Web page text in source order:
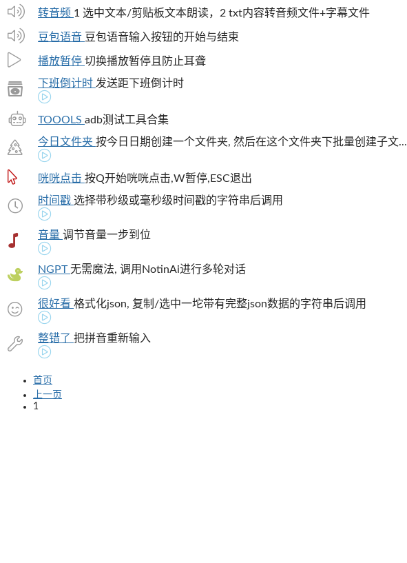
转音频 1 选中文本/剪贴板文本朗读，2 txt内容转音频文件+字幕文件
豆包语音 豆包语音输入按钮的开始与结束
播放暂停 切换播放暂停且防止耳聋
下班倒计时 发送距下班倒计时
TOOOLS adb测试工具合集
今日文件夹 按今日日期创建一个文件夹, 然后在这个文件夹下批量创建子文...
咣咣点击 按Q开始咣咣点击,W暂停,ESC退出
时间戳 选择带秒级或毫秒级时间戳的字符串后调用
音量 调节音量一步到位
NGPT无需魔法, 调用NotinAi进行多轮对话
很好看 格式化json, 复制/选中一坨带有完整json数据的字符串后调用
整错了 把拼音重新输入
首页
上一页
1